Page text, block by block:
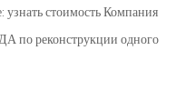
узнать стоимость Компания
по реконструкции одного